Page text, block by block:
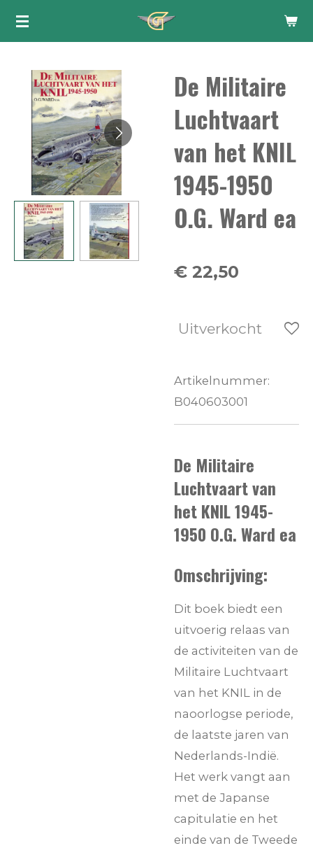
Ga
hoofdinhoud
De Militaire
Luchtvaart
van het KNIL
1945-1950
O.G. Ward ea
€ 22,50
Uitverkocht
Artikelnummer:
B040603001
De Militaire
Luchtvaart van
het KNIL 1945-
1950 O.G. Ward ea
Omschrijving:
Dit boek biedt een
uitvoerig relaas van
de activiteiten van de
Militaire Luchtvaart
van het KNIL in de
naoorlogse periode,
de laatste jaren van
Nederlands-Indië.
Het werk vangt aan
met de Japanse
capitulatie en het
einde van de Tweede